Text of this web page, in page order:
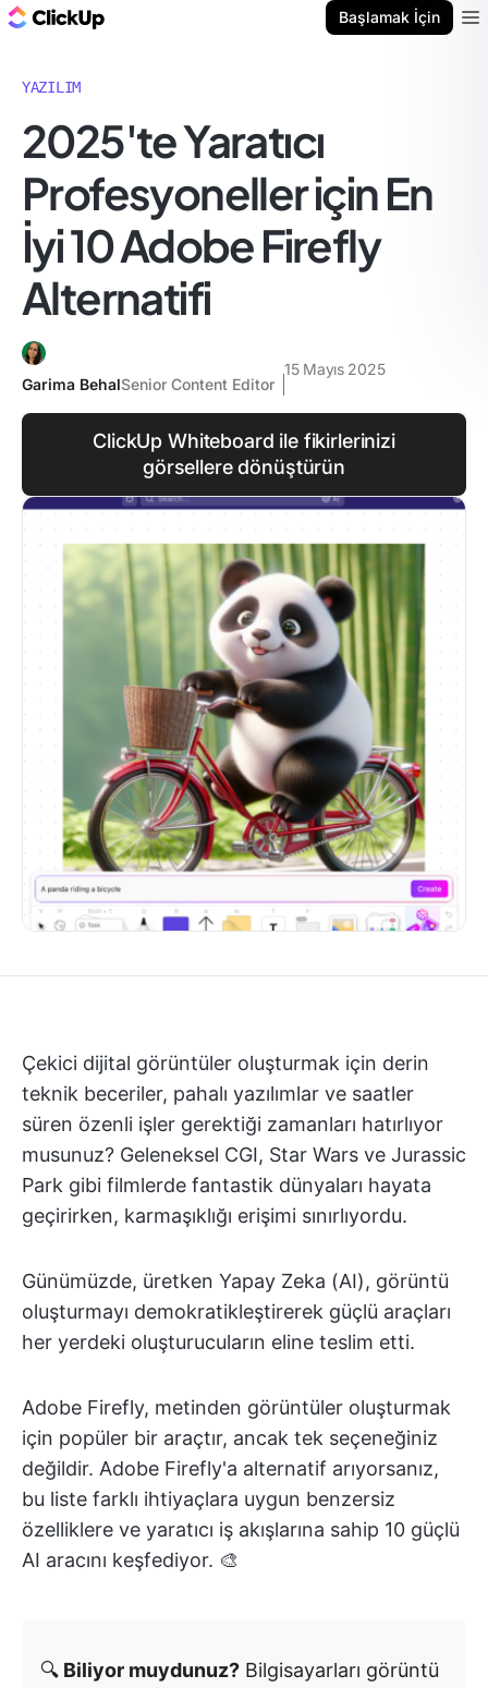
Başlamak İçin
YAZILIM
2025'te Yaratıcı
Profesyoneller için En
İyi 10 Adobe Firefly
Alternatifi
Garima BehalSenior Content Editor
15 Mayıs 2025
ClickUp Whiteboard ile fikirlerinizi
görsellere dönüştürün
Çekici dijital görüntüler oluşturmak için derin
teknik beceriler, pahalı yazılımlar ve saatler
süren özenli işler gerektiği zamanları hatırlıyor
musunuz? Geleneksel CGI, Star Wars ve Jurassic
Park gibi filmlerde fantastik dünyaları hayata
geçirirken, karmaşıklığı erişimi sınırlıyordu.
Günümüzde, üretken Yapay Zeka (AI), görüntü
oluşturmayı demokratikleştirerek güçlü araçları
her yerdeki oluşturucuların eline teslim etti.
Adobe Firefly, metinden görüntüler oluşturmak
için popüler bir araçtır, ancak tek seçeneğiniz
değildir. Adobe Firefly'a alternatif arıyorsanız,
bu liste farklı ihtiyaçlara uygun benzersiz
özelliklere ve yaratıcı iş akışlarına sahip 10 güçlü
AI aracını keşfediyor. 🎨
🔍 Biliyor muydunuz? Bilgisayarları görüntü